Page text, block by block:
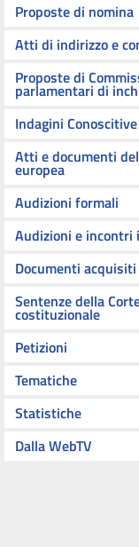
Proposte di nomina
Atti di indirizzo e
Proposte di
parlamentari di
Indagini Conoscitive
Atti e documenti
europea
Audizioni formali
Audizioni e incontri
Documenti acquisiti
Sentenze della
costituzionale
Petizioni
Tematiche
Statistiche
Dalla WebTV